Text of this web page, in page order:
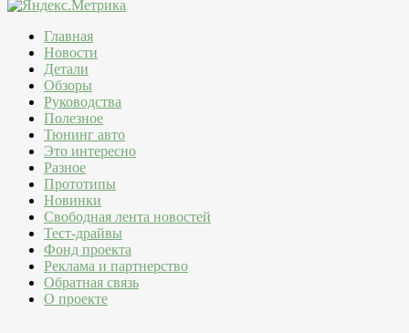
Главная
Новости
Детали
Обзоры
Руководства
Полезное
Тюнинг авто
Это интересно
Разное
Прототипы
Новинки
Свободная лента новостей
Тест-драйвы
Фонд проекта
Реклама и партнерство
Обратная связь
О проекте